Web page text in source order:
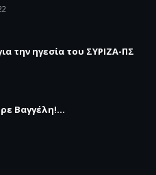
την ηγεσία του ΣΥΡΙΖΑ-ΠΣ
Βαγγέλη!...